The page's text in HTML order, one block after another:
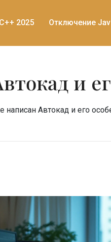
2025 Отключение
и
написан Автокад и его